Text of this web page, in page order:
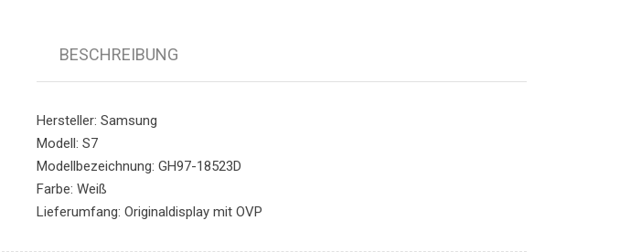
BESCHREIBUNG
Hersteller: Samsung
Modell: S7
Modellbezeichnung: GH97-18523D
Farbe: Weiß
Lieferumfang: Originaldisplay mit OVP